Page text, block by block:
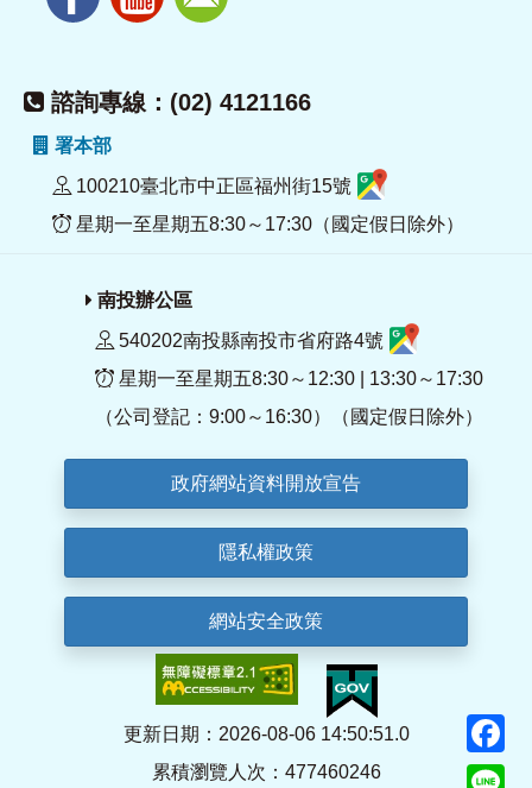
諮詢專線：(02) 4121166
署本部
100210臺北市中正區福州街15號
星期一至星期五8:30～17:30（國定假日除外）
南投辦公區
540202南投縣南投市省府路4號
星期一至星期五8:30～12:30 | 13:30～17:30
（公司登記：9:00～16:30）（國定假日除外）
政府網站資料開放宣告
隱私權政策
網站安全政策
更新日期：2026-08-06 14:50:51.0
累積瀏覽人次：477460246